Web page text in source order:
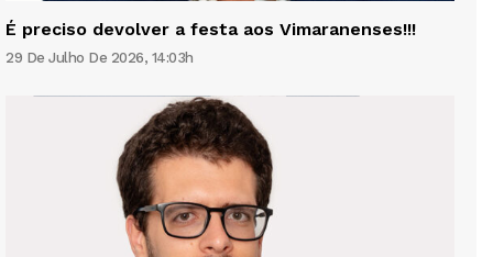
É preciso devolver a festa aos Vimaranenses!!!
29 De Julho De 2026, 14:03h